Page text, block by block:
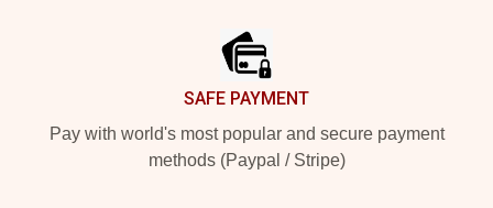
SAFE PAYMENT
Pay with world's most popular and secure payment
methods (Paypal / Stripe)